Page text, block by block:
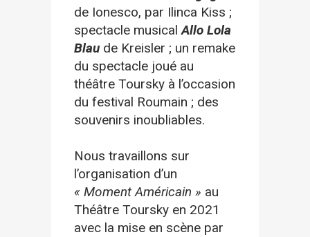
de Ionesco, par Ilinca Kiss ;
spectacle musicalAllo Lola
Blau de Kreisler ; un remake
du spectacle joué au
théâtre Toursky à l’occasion
du festival Roumain ; des
souvenirs inoubliables.
Nous travaillons sur
l’organisation d’un
« Moment Américain » au
Théâtre Toursky en 2021
avec la mise en scène par